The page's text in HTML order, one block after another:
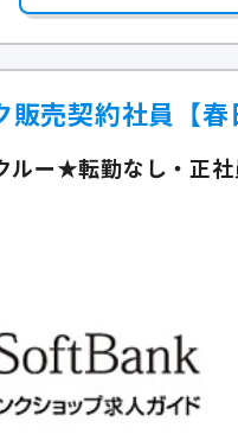
売契約社員【春
ルー★転勤なし・正社